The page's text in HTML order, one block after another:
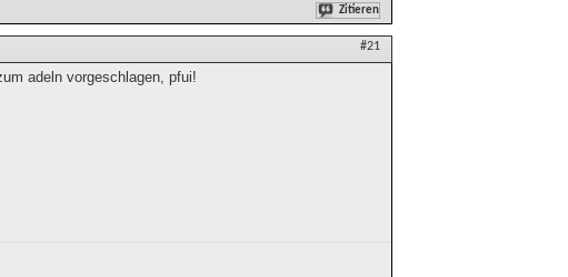
Zitieren
#21
adeln vorgeschlagen, pfui!